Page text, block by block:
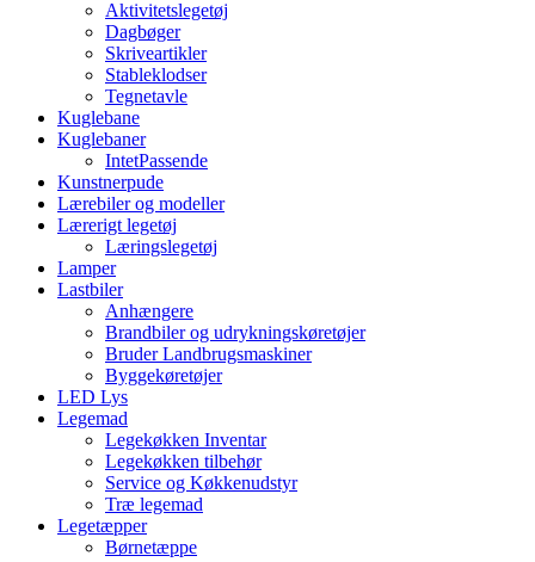
Aktivitetslegetøj
Dagbøger
Skriveartikler
Stableklodser
Tegnetavle
Kuglebane
Kuglebaner
IntetPassende
Kunstnerpude
Lærebiler og modeller
Lærerigt legetøj
Læringslegetøj
Lamper
Lastbiler
Anhængere
Brandbiler og udrykningskøretøjer
Bruder Landbrugsmaskiner
Byggekøretøjer
LED Lys
Legemad
Legekøkken Inventar
Legekøkken tilbehør
Service og Køkkenudstyr
Træ legemad
Legetæpper
Børnetæppe